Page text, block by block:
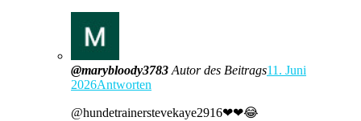
@marybloody3783 Autor des Beitrags11. Juni
2026Antworten
​@hundetrainerstevekaye2916❤❤😂